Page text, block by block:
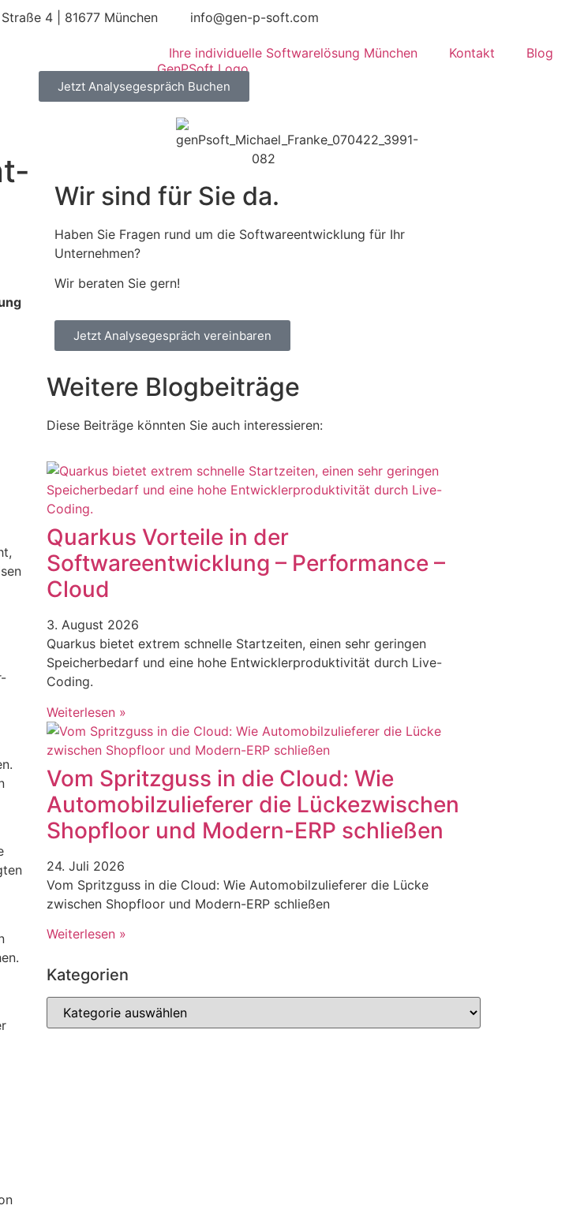
4 | 81677 München info@gen-p-soft.com
Ihre individuelle Softwarelösung München Kontakt Blog
Jetzt Analysegespräch Buchen
Wir sind für Sie da.
Haben Sie Fragen rund um die Softwareentwicklung für Ihr
Unternehmen?
Wir beraten Sie gern!
Jetzt Analysegespräch vereinbaren
Weitere Blogbeiträge
Diese Beiträge könnten Sie auch interessieren:
Quarkus Vorteile in der
Softwareentwicklung – Performance –
Cloud
3. August 2026
Quarkus bietet extrem schnelle Startzeiten, einen sehr geringen
Speicherbedarf und eine hohe Entwicklerproduktivität durch Live-
Coding.
Weiterlesen »
Vom Spritzguss in die Cloud: Wie
Automobilzulieferer die Lückezwischen
Shopfloor und Modern-ERP schließen
24. Juli 2026
Vom Spritzguss in die Cloud: Wie Automobilzulieferer die Lücke
zwischen Shopfloor und Modern-ERP schließen
Weiterlesen »
Kategorien